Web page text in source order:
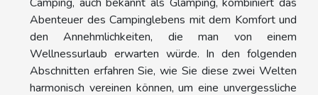
Camping, auch bekannt als Glamping, kombiniert das
Abenteuer des Campinglebens mit dem Komfort und
den Annehmlichkeiten, die man von einem
Wellnessurlaub erwarten würde. In den folgenden
Abschnitten erfahren Sie, wie Sie diese zwei Welten
harmonisch vereinen können, um eine unvergessliche